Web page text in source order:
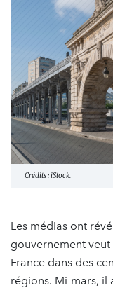
Crédits : iStock.
Les médias ont
gouvernement veut
France dans des
régions. Mi-mars, il